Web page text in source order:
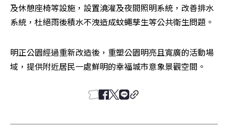
及休憩座椅等設施，設置澆灌及夜間照明系統，改善排水
系統，杜絕雨後積水不洩造成蚊蠅孳生等公共衛生問題。
明正公園經過重新改造後，重塑公園明亮且寬廣的活動場
域，提供附近居民一處鮮明的幸福城市意象景觀空間。